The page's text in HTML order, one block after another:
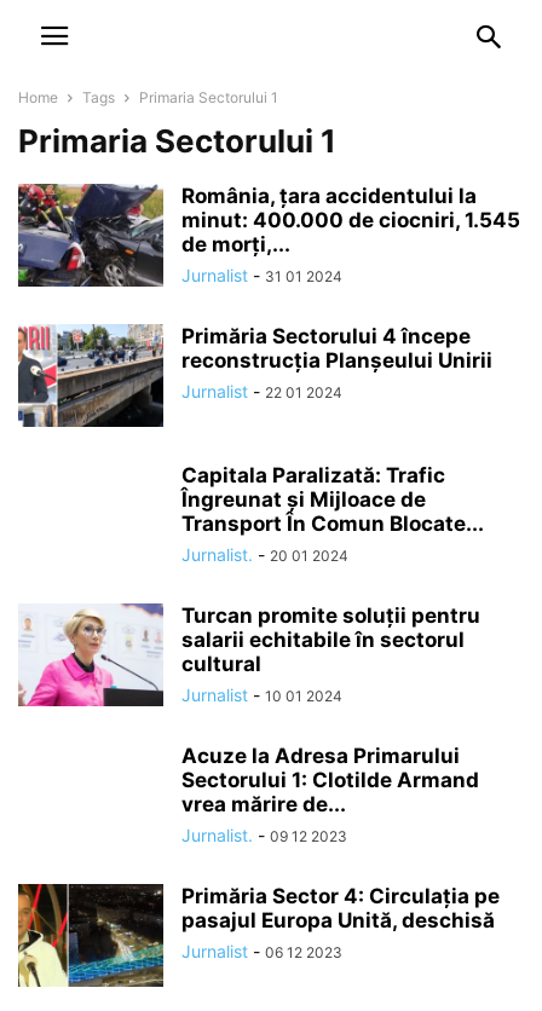
Home Tags Primaria Sectorului 1
Primaria Sectorului 1
România, țara accidentului la
minut: 400.000 de ciocniri, 1.545
de morți,...
Jurnalist - 31 01 2024
Primăria Sectorului 4 începe
reconstrucţia Planşeului Unirii
Jurnalist - 22 01 2024
Capitala Paralizată: Trafic
Îngreunat și Mijloace de
Transport În Comun Blocate...
Jurnalist. - 20 01 2024
Turcan promite soluţii pentru
salarii echitabile în sectorul
cultural
Jurnalist - 10 01 2024
Acuze la Adresa Primarului
Sectorului 1: Clotilde Armand
vrea mărire de...
Jurnalist. - 09 12 2023
Primăria Sector 4: Circulația pe
pasajul Europa Unită, deschisă
Jurnalist - 06 12 2023